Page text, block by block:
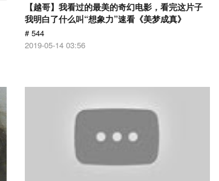
【越哥】我看过的最美的奇幻电影，看完这片子
我明白了什么叫“想象力”速看《美梦成真》
# 544
2019-05-14 03:56